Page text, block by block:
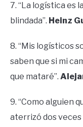
7. “La logística es
blindada”. Heinz
8. “Mis logísticos
saben que si mi
que mataré”.
9. “Como alguien
aterrizó dos veces